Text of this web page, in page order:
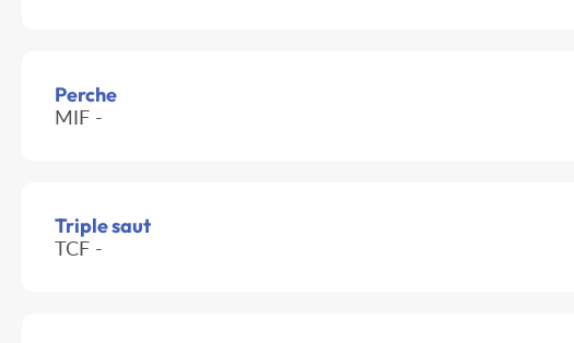
Perche
MIF -
Triple saut
TCF -